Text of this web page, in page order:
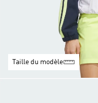
Taille du modèle